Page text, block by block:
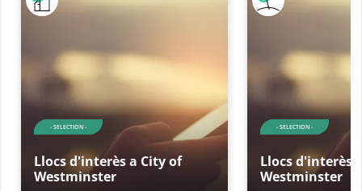
- SELECTION -
Llocs d'interès a City of
Westminster
- SELECTION -
Llocs d'interès
Westminster